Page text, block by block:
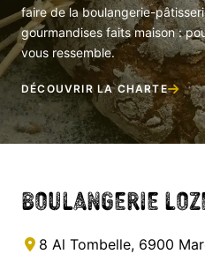
faire de la boulangerie-
gourmandises faits maison :
vous ressemble.
DÉCOUVRIR LA CHARTE
Boulangerie
8 Al Tombelle, 6900